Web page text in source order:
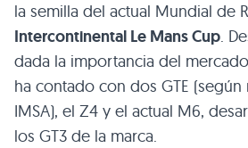
la semilla del actual Mundial de
Intercontinental Le Mans Cup.
dada la importancia del
ha contado con dos GTE
IMSA), el Z4 y el actual M6,
los GT3 de la marca.